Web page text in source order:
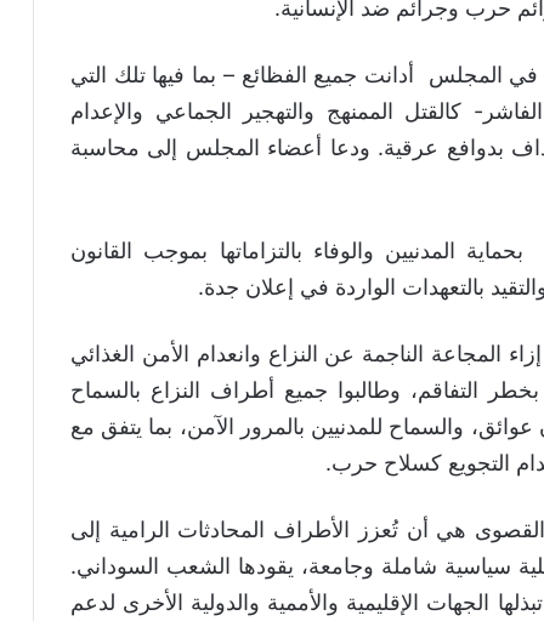
حرب وجرائم ضد الإنسانية.
المجلس أدانت جميع الفظائع – بما فيها تلك التي
كالقتل الممنهج والتهجير الجماعي والإعدام
بدوافع عرقية. ودعا أعضاء المجلس إلى محاسبة
المدنيين والوفاء بالتزاماتها بموجب القانون
بالتعهدات الواردة في إعلان جدة.
المجاعة الناجمة عن النزاع وانعدام الأمن الغذائي
التفاقم، وطالبوا جميع أطراف النزاع بالسماح
والسماح للمدنيين بالمرور الآمن، بما يتفق مع
التجويع كسلاح حرب.
هي أن تُعزز الأطراف المحادثات الرامية إلى
سياسية شاملة وجامعة، يقودها الشعب السوداني.
الجهات الإقليمية والأممية والدولية الأخرى لدعم